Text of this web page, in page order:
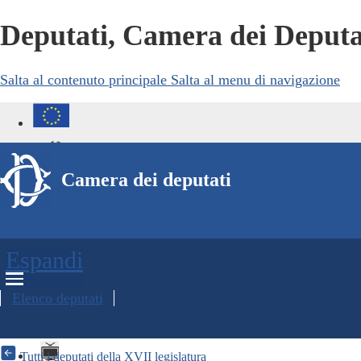
Deputati, Camera dei
Salta al contenuto principale Salta al menu di navigazione
Camera dei deputati
MENU
Espandi
Elenco deputati
Tutti i deputati della XVII legislatura